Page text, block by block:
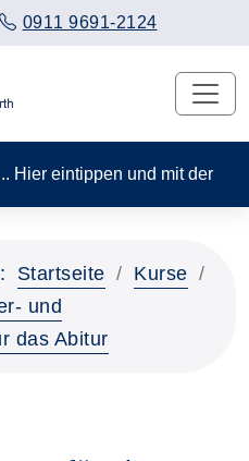
0911 9691-2124
Hier eintippen und mit
Startseite
Kurse
und
das Abitur